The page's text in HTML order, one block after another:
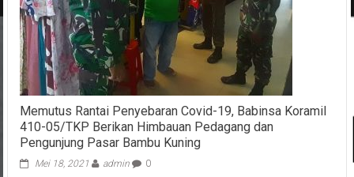
Memutus Rantai Penyebaran Covid-19, Babinsa Koramil
410-05/TKP Berikan Himbauan Pedagang dan
Pengunjung Pasar Bambu Kuning
Mei 18, 2021 admin 0